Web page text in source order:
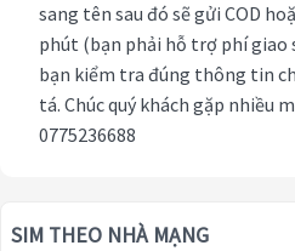
sang tên sau đó sẽ gửi COD
phút (bạn phải hỗ trợ phí giao
bạn kiểm tra đúng thông tin
tá. Chúc quý khách gặp nhiều
0775236688
SIM THEO NHÀ MẠNG